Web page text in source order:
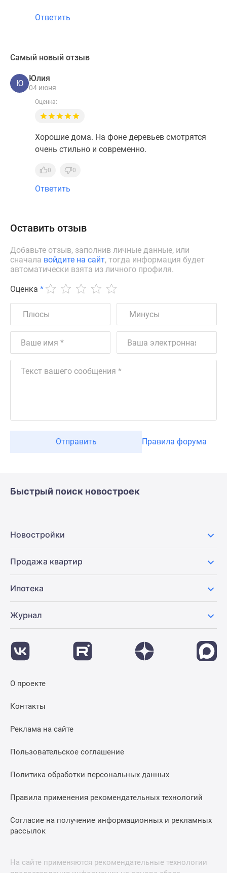
Ответить
Самый новый отзыв
Ю
Юлия
04 июня
Оценка:
Хорошие дома. На фоне деревьев смотрятся
очень стильно и современно.
0 0
Ответить
Оставить отзыв
Добавьте отзыв, заполнив личные данные, или
сначала войдите на сайт, тогда информация будет
автоматически взята из личного профиля.
Оценка *
Отправить Правила форума
Быстрый поиск новостроек
Новостройки
Продажа квартир
Ипотека
Журнал
О проекте
Контакты
Реклама на сайте
Пользовательское соглашение
Политика обработки персональных данных
Правила применения рекомендательных технологий
Согласие на получение информационных и рекламных
рассылок
На сайте применяются рекомендательные технологии